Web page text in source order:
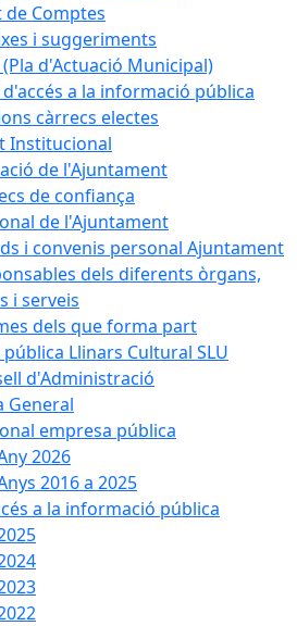
de Comptes
i suggeriments
(Pla d'Actuació Municipal)
a la informació pública
càrrecs electes
Institucional
de l'Ajuntament
de confiança
de l'Ajuntament
i convenis personal Ajuntament
dels diferents òrgans,
i serveis
dels que forma part
Llinars Cultural SLU
d'Administració
General
empresa pública
2026
2016 a 2025
a la informació pública